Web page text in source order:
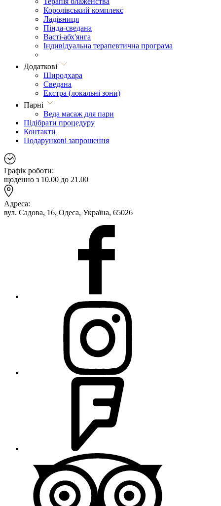
Королівський комплекс
Ладівниця
Пінда-сведана
Васті-абх'янга
Індивідуальна терапевтична програма
Додаткові
Широдхара
Сведана
Екстра (локальні зони)
Парні
Веда масаж для пари
Підібрати процедуру
Контакти
Подарункові запрошення
Графік роботи:
щоденно з 10.00 до 21.00
Адреса:
вул. Садова, 16, Одеса, Україна, 65026